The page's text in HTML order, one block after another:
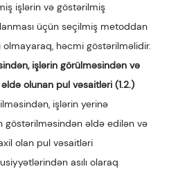
işlərin və göstərilmiş
üçün seçilmiş metoddan
olmayaraq, həcmi göstərilməlidir.
işlərin görülməsindən və
olunan pul vəsaitləri (1.2.)
işlərin yerinə
əldə edilən və
olan pul vəsaitləri
asılı olaraq